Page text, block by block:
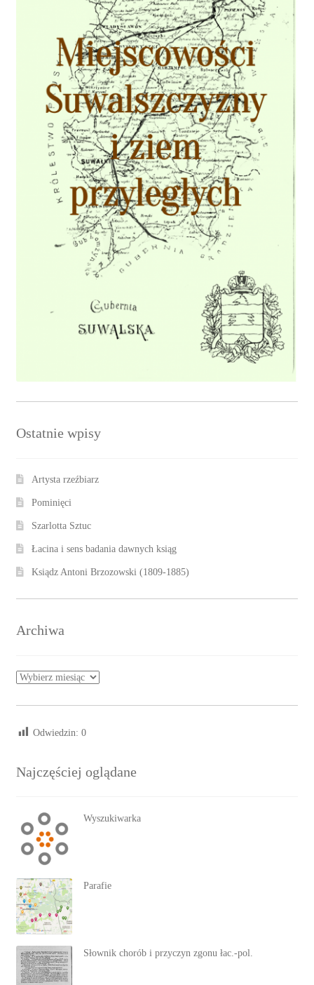
Ostatnie wpisy
Artysta rzeźbiarz
Pominięci
Szarlotta Sztuc
Łacina i sens badania dawnych ksiąg
Ksiądz Antoni Brzozowski (1809-1885)
Archiwa
Archiwa
Odwiedzin: 0
Najczęściej oglądane
Wyszukiwarka
Parafie
Słownik chorób i przyczyn zgonu łac.-pol.